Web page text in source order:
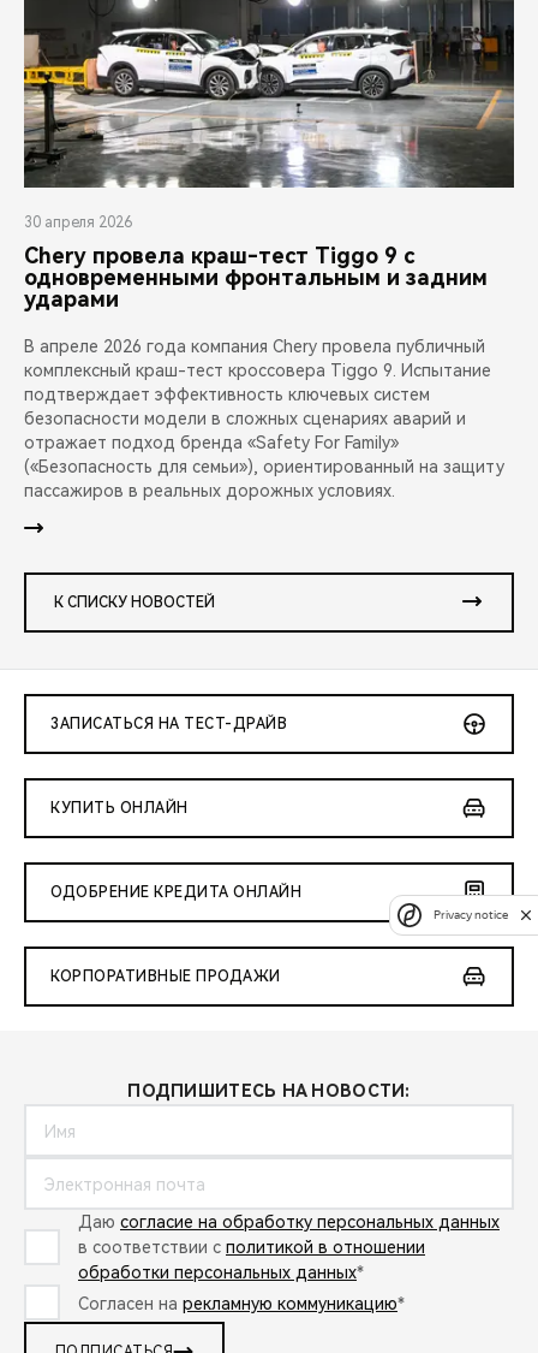
30 апреля 2026
Chery провела краш-тест Tiggo 9 с
одновременными фронтальным и задним
ударами
В апреле 2026 года компания Chery провела публичный
комплексный краш-тест кроссовера Tiggo 9. Испытание
подтверждает эффективность ключевых систем
безопасности модели в сложных сценариях аварий и
отражает подход бренда «Safety For Family»
(«Безопасность для семьи»), ориентированный на защиту
пассажиров в реальных дорожных условиях.
К СПИСКУ НОВОСТЕЙ
ЗАПИСАТЬСЯ НА ТЕСТ-ДРАЙВ
КУПИТЬ ОНЛАЙН
ОДОБРЕНИЕ КРЕДИТА ОНЛАЙН
КОРПОРАТИВНЫЕ ПРОДАЖИ
ПОДПИШИТЕСЬ НА НОВОСТИ:
Даю согласие на обработку персональных данных
в соответствии с политикой в отношении
обработки персональных данных*
Согласен на рекламную коммуникацию*
Privacy notice